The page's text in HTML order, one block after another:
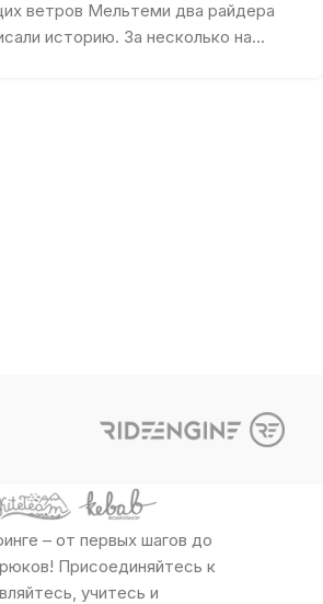
ветров Мельтеми два райдера
историю. За несколько на...
– от первых шагов до
Присоединяйтесь к
учитесь и